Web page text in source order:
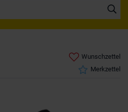
Wunschzettel
Merkzettel